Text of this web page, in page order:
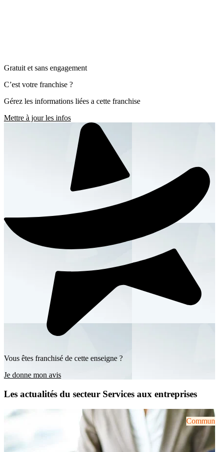
Gratuit et sans engagement
C’est votre franchise ?
Gérez les informations liées a cette franchise
Mettre à jour les infos
Vous êtes franchisé de cette enseigne ?
Je donne mon avis
Les actualités du secteur Services aux entreprises